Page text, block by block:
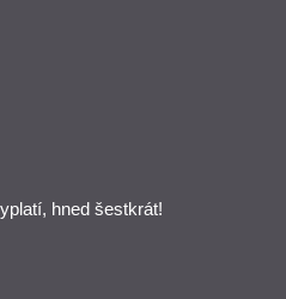
hned šestkrát!